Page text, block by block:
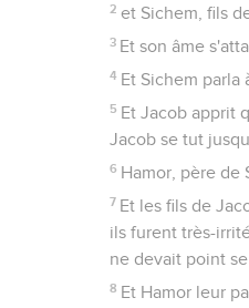
2 et Sichem, fils
3 Et son âme
4 Et Sichem parla
5 Et Jacob apprit
Jacob se tut
6 Hamor, père de
7 Et les fils de
ils furent très-
ne devait point se
8 Et Hamor leur